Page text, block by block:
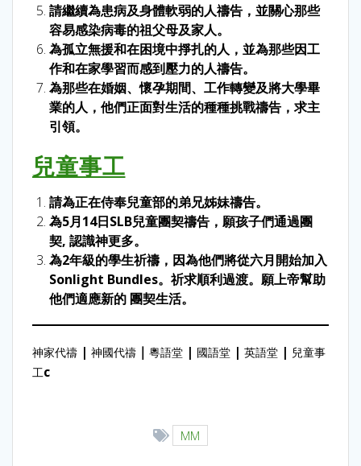
請繼續為患病及身體軟弱的人禱告，並關心那些
容易感染病毒的祖父母及家人。
為孤立無援和在困境中掙扎的人，並為那些因工
作和在家學習而感到壓力的人禱告。
為那些在婚姻、懷孕期間、工作轉變及將大學畢
業的人，他們正面對生活的種種挑戰禱告，求主
引領。
兒童事工
請為正在侍奉兒童部的弟兄姊妹禱告。
為5月14日SLB兒童團契禱告，願孩子們通過團
契, 認識神更多。
為2年級的學生祈禱，因為他們將從六月開始加入
Sonlight Bundles。祈求順利過渡。願上帝幫助
他們適應新的 團契生活。
神家代禱 | 神國代禱 ｜ 粵語堂 | 國語堂 | 英語堂 | 兒童事
工c
MM